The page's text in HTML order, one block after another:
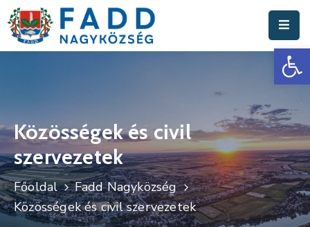
Hivatal
Fadd
Nagyközség
Turisztika
Közösségek és civil
szervezetek
Főoldal
Fadd Nagyközség
Közösségek és civil szervezetek